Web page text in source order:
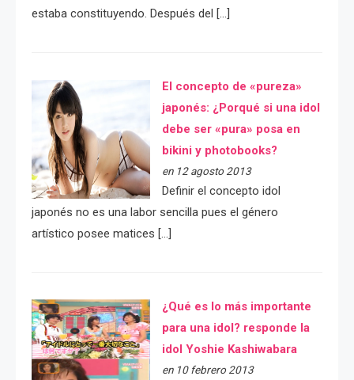
estaba constituyendo. Después del […]
El concepto de «pureza»
japonés: ¿Porqué si una idol
debe ser «pura» posa en
bikini y photobooks?
en 12 agosto 2013
Definir el concepto idol
japonés no es una labor sencilla pues el género
artístico posee matices […]
¿Qué es lo más importante
para una idol? responde la
idol Yoshie Kashiwabara
en 10 febrero 2013